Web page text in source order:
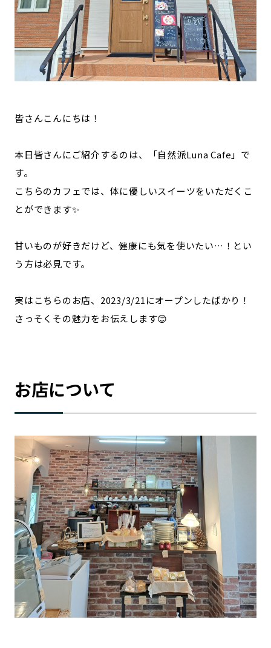
皆さんこんにちは！
本日皆さんにご紹介するのは、「自然派Luna Cafe」で
す。
こちらのカフェでは、体に優しいスイーツをいただくこ
とができます✨
甘いものが好きだけど、健康にも気を使いたい…！とい
う方は必見です。
実はこちらのお店、2023/3/21にオープンしたばかり！
さっそくその魅力をお伝えします😊
お店について